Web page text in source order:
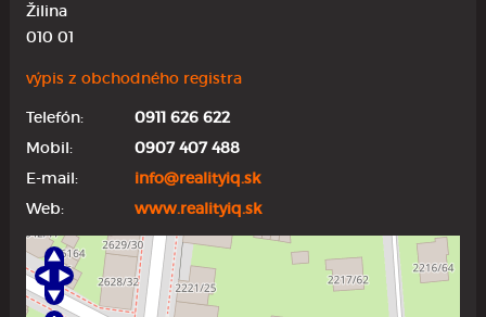
Žilina
010 01
výpis z obchodného registra
Telefón:
0911 626 622
Mobil:
0907 407 488
E-mail:
info@realityiq.sk
Web:
www.realityiq.sk